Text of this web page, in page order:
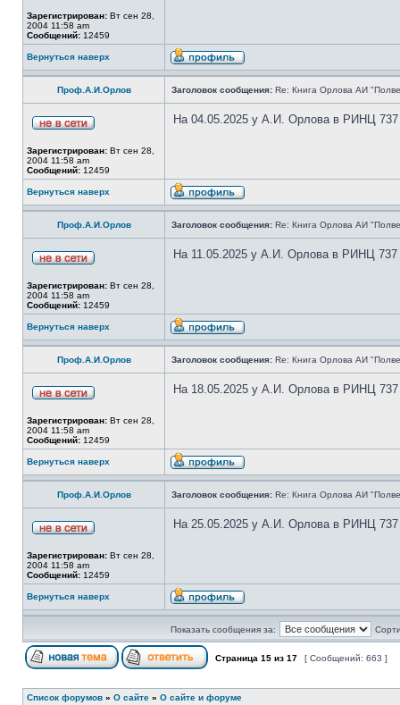
Зарегистрирован: Вт сен 28,
2004 11:58 am
Сообщений: 12459
Вернуться наверх
Проф.А.И.Орлов Заголовок сообщения: Re: Книга Орлова АИ
Зарегистрирован: Вт сен 28,
2004 11:58 am
Сообщений: 12459
На 04.05.2025 у А.И. Орлова в РИНЦ 737
Вернуться наверх
Проф.А.И.Орлов Заголовок сообщения: Re: Книга Орлова АИ
Зарегистрирован: Вт сен 28,
2004 11:58 am
Сообщений: 12459
На 11.05.2025 у А.И. Орлова в РИНЦ 737
Вернуться наверх
Проф.А.И.Орлов Заголовок сообщения: Re: Книга Орлова АИ
Зарегистрирован: Вт сен 28,
2004 11:58 am
Сообщений: 12459
На 18.05.2025 у А.И. Орлова в РИНЦ 737
Вернуться наверх
Проф.А.И.Орлов Заголовок сообщения: Re: Книга Орлова АИ
Зарегистрирован: Вт сен 28,
2004 11:58 am
Сообщений: 12459
На 25.05.2025 у А.И. Орлова в РИНЦ 737
Вернуться наверх
Показать сообщения за:
Страница 15 из 17 [ Сообщений: 663 ]
Список форумов » О сайте » О сайте и форуме